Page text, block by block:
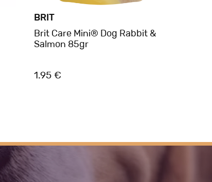
BRIT
Brit Care Mini® Dog Rabbit &
Salmon 85gr
1.95 €